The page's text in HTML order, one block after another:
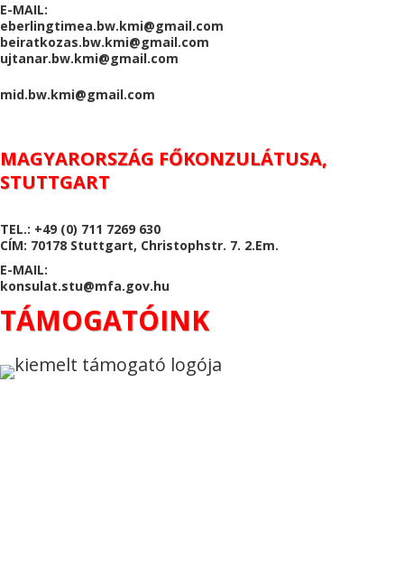
E-MAIL:
eberlingtimea.bw.kmi@gmail.com
beiratkozas.bw.kmi@gmail.com
ujtanar.bw.kmi@gmail.com
mid.bw.kmi@gmail.com
MAGYARORSZÁG FŐKONZULÁTUSA,
STUTTGART
TEL.: +49 (0) 711 7269 630
CÍM: 70178 Stuttgart, Christophstr. 7. 2.Em.
E-MAIL:
konsulat.stu@mfa.gov.hu
TÁMOGATÓINK